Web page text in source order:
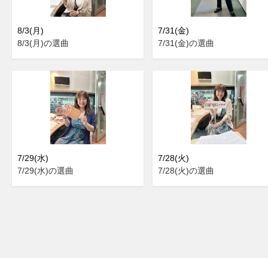
8/3(月)
8/3(月)の選曲
7/31(金)
7/31(金)の選曲
7/29(水)
7/29(水)の選曲
7/28(火)
7/28(火)の選曲